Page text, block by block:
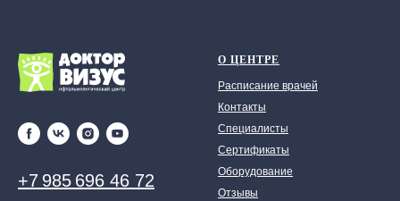
+7 985 696 46 72
О ЦЕНТРЕ
Расписание врачей
Контакты
Специалисты
Сертификаты
Оборудование
Отзывы